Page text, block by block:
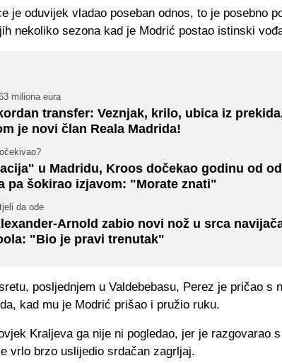
je oduvijek vladao poseban odnos, to je posebno
nekoliko sezona kad je Modrić postao istinski
miliona eura
transfer: Veznjak, krilo, ubica iz
je novi član Reala Madrida!
u Madridu, Kroos dočekao godinu od
pa šokirao izjavom: "Morate znati"
da ode
Arnold zabio novi nož u srca
"Bio je pravi trenutak"
posljednjem u Valdebebasu, Perez je pričao s
kad mu je Modrić prišao i pružio ruku.
Kraljeva ga nije ni pogledao, jer je razgovarao
vrlo brzo uslijedio srdačan zagrljaj.